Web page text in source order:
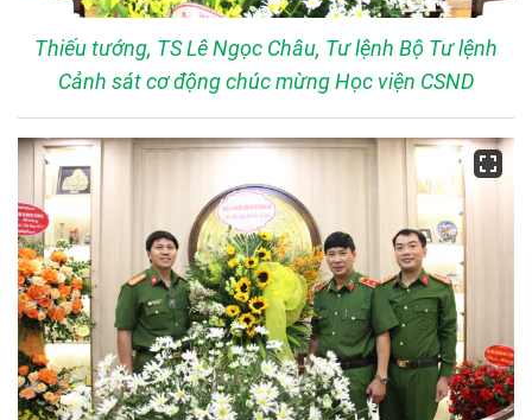
Thiếu tướng, TS Lê Ngọc Châu, Tư lệnh Bộ Tư lệnh
Cảnh sát cơ động chúc mừng Học viện CSND